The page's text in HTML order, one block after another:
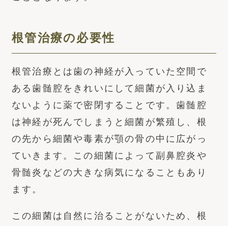
根管治療の必要性
根管治療とは歯の神経が入っていた空間で
ある歯髄腔をきれいにして細菌が入り込ま
ないように薬で密閉することです。歯髄腔
は神経が死んでしまうと細菌が繁殖し、根
の先から細菌や毒素が顎の骨の中に広がっ
ていきます。この細菌によって副鼻腔炎や
骨髄炎などの大きな病気になることもあり
ます。
この細菌は自然に治ることがないため、根